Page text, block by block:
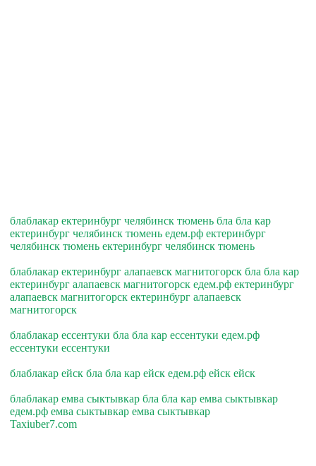
блаблакар ектеринбург челябинск тюмень бла бла кар
ектеринбург челябинск тюмень едем.рф ектеринбург
челябинск тюмень ектеринбург челябинск тюмень
блаблакар ектеринбург алапаевск магнитогорск бла бла кар
ектеринбург алапаевск магнитогорск едем.рф ектеринбург
алапаевск магнитогорск ектеринбург алапаевск
магнитогорск
блаблакар ессентуки бла бла кар ессентуки едем.рф
ессентуки ессентуки
блаблакар ейск бла бла кар ейск едем.рф ейск ейск
блаблакар емва сыктывкар бла бла кар емва сыктывкар
едем.рф емва сыктывкар емва сыктывкар
Taxiuber7.com